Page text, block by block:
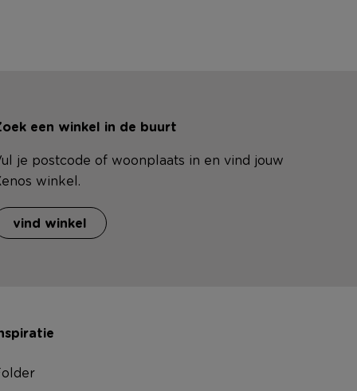
een winkel in de buurt
je postcode of woonplaats in en vind jouw
winkel.
vind winkel